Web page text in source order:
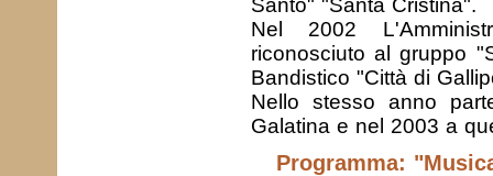
Santo" "Santa Cristina".
Nel 2002
riconosciuto al gruppo
Bandistico "Città di
Nello stesso anno
Galatina e nel 2003 a
Programma: